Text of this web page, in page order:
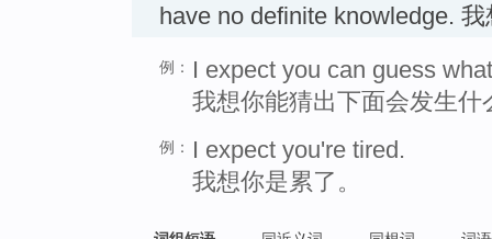
have no definite knowledge.
例：
I expect you can guess
我想你能猜出下面会发生什
例：
I expect you're tired.
我想你是累了。